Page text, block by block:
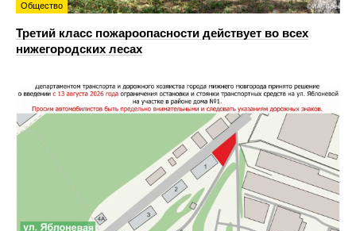
Общество
Третий класс пожароопасности действует во всех
нижегородских лесах